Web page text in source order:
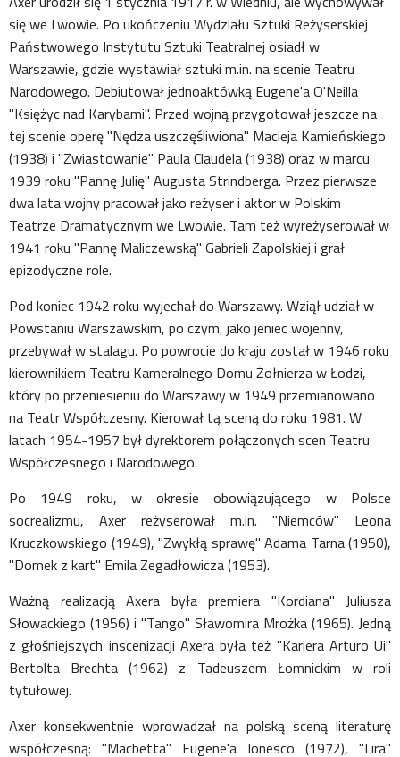
się we Lwowie. Po ukończeniu Wydziału Sztuki Reżyserskiej
Państwowego Instytutu Sztuki Teatralnej osiadł w
Warszawie, gdzie wystawiał sztuki m.in. na scenie Teatru
Narodowego. Debiutował jednoaktówką Eugene'a O'Neilla
"Księżyc nad Karybami". Przed wojną przygotował jeszcze na
tej scenie operę "Nędza uszczęśliwiona" Macieja Kamieńskiego
(1938) i "Zwiastowanie" Paula Claudela (1938) oraz w marcu
1939 roku "Pannę Julię" Augusta Strindberga. Przez pierwsze
dwa lata wojny pracował jako reżyser i aktor w Polskim
Teatrze Dramatycznym we Lwowie. Tam też wyreżyserował w
1941 roku "Pannę Maliczewską" Gabrieli Zapolskiej i grał
epizodyczne role.
Pod koniec 1942 roku wyjechał do Warszawy. Wziął udział w
Powstaniu Warszawskim, po czym, jako jeniec wojenny,
przebywał w stalagu. Po powrocie do kraju został w 1946 roku
kierownikiem Teatru Kameralnego Domu Żołnierza w Łodzi,
który po przeniesieniu do Warszawy w 1949 przemianowano
na Teatr Współczesny. Kierował tą sceną do roku 1981. W
latach 1954-1957 był dyrektorem połączonych scen Teatru
Współczesnego i Narodowego.
Po 1949 roku, w okresie obowiązującego w Polsce
socrealizmu, Axer reżyserował m.in. "Niemców" Leona
Kruczkowskiego (1949), "Zwykłą sprawę" Adama Tarna (1950),
"Domek z kart" Emila Zegadłowicza (1953).
Ważną realizacją Axera była premiera "Kordiana" Juliusza
Słowackiego (1956) i "Tango" Sławomira Mrożka (1965). Jedną
z głośniejszych inscenizacji Axera była też "Kariera Arturo Ui"
Bertolta Brechta (1962) z Tadeuszem Łomnickim w roli
tytułowej.
Axer konsekwentnie wprowadzał na polską sceną literaturę
współczesną: "Macbetta" Eugene'a Ionesco (1972), "Lira"